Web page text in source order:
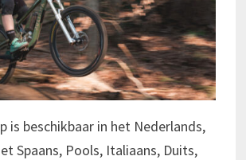
is beschikbaar in het Nederlands,
Spaans, Pools, Italiaans, Duits,